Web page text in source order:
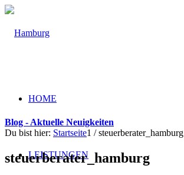
HOME
LEISTUNGEN
Blog - Aktuelle Neuigkeiten
Du bist hier: Startseite1 / steuerberater_hamburg
steuerberater_hamburg